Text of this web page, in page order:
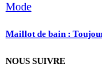
Mode
Maillot de bain :
NOUS SUIVRE